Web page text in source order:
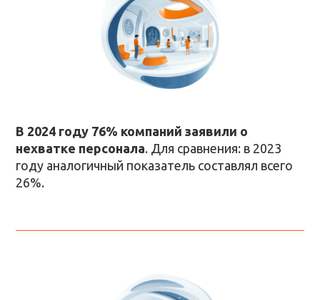
В 2024 году 76% компаний заявили о
нехватке персонала. Для сравнения: в 2023
году аналогичный показатель составлял всего
26%.